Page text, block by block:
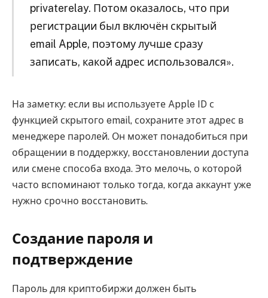
privaterelay. Потом оказалось, что при
регистрации был включён скрытый
email Apple, поэтому лучше сразу
записать, какой адрес использовался».
На заметку: если вы используете Apple ID с
функцией скрытого email, сохраните этот адрес в
менеджере паролей. Он может понадобиться при
обращении в поддержку, восстановлении доступа
или смене способа входа. Это мелочь, о которой
часто вспоминают только тогда, когда аккаунт уже
нужно срочно восстановить.
Создание пароля и
подтверждение
Пароль для криптобиржи должен быть